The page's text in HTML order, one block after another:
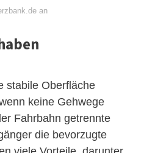
an
stabile Oberfläche
keine Gehwege
Fahrbahn getrennte
die bevorzugte